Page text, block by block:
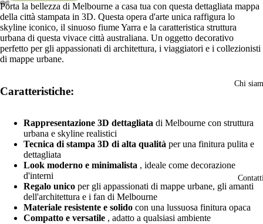
Chi
Apri
immagine
a
schermo
intero
Apri
immagine
a
schermo
intero
Apri
immagine
a
schermo
intero
Apri
immagine
a
schermo
intero
Porta la bellezza di Melbourne a casa tua con questa dettagliata mappa
della città stampata in 3D. Questa opera d'arte unica raffigura lo
skyline iconico, il sinuoso fiume Yarra e la caratteristica struttura
urbana di questa vivace città australiana. Un oggetto decorativo
perfetto per gli appassionati di architettura, i viaggiatori e i collezionisti
di mappe urbane.
Caratteristiche:
Rappresentazione 3D dettagliata di Melbourne con struttura
urbana e skyline realistici
Tecnica di stampa 3D di alta qualità per una finitura pulita e
dettagliata
Look moderno e minimalista , ideale come decorazione
d'interni
Regalo unico per gli appassionati di mappe urbane, gli amanti
dell'architettura e i fan di Melbourne
Materiale resistente e solido con una lussuosa finitura opaca
Compatto e versatile , adatto a qualsiasi ambiente